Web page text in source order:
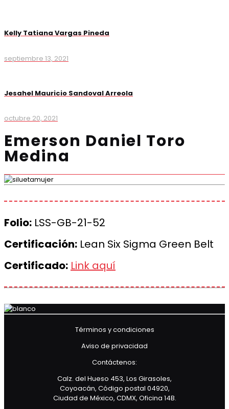
Kelly Tatiana Vargas Pineda
septiembre 13, 2021
Jesahel Mauricio Sandoval Arreola
octubre 20, 2021
Emerson Daniel Toro
Medina
Folio: LSS-GB-21-52
Certificación: Lean Six Sigma Green Belt
Certificado: Link aquí
Términos y condiciones
Aviso de privacidad
Contáctenos:
Calz. del Hueso 453, Los Girasoles,
Coyoacán, Código postal 04920,
Ciudad de México, CDMX, Oficina 14B.